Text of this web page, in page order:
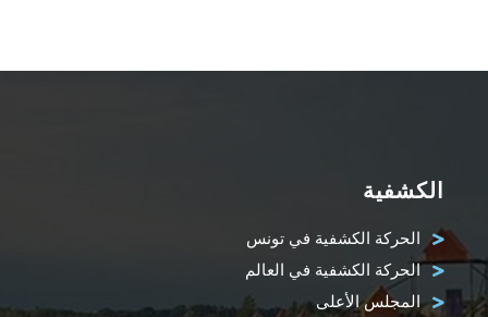
الكشفية
الحركة الكشفية في تونس
الحركة الكشفية في العالم
المجلس الأعلى